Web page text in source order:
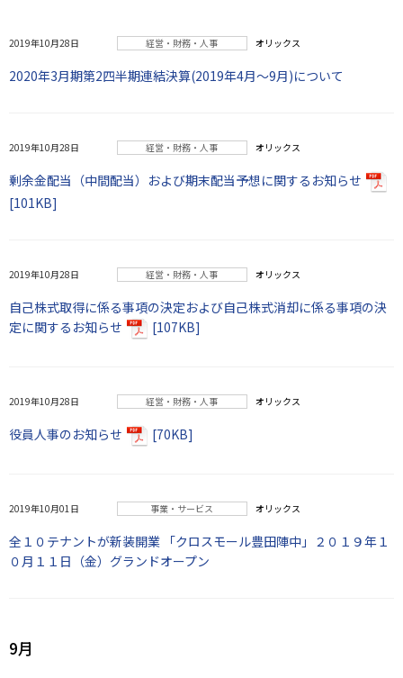
2019年10月28日 経営・財務・人事 オリックス
2020年3月期第2四半期連結決算(2019年4月～9月)について
2019年10月28日 経営・財務・人事 オリックス
剰余金配当（中間配当）および期末配当予想に関するお知らせ
[101KB]
2019年10月28日 経営・財務・人事 オリックス
自己株式取得に係る事項の決定および自己株式消却に係る事項の決
定に関するお知らせ
[107KB]
2019年10月28日 経営・財務・人事 オリックス
役員人事のお知らせ [70KB]
2019年10月01日 事業・サービス オリックス
全１０テナントが新装開業 「クロスモール豊田陣中」２０１９年１
０月１１日（金）グランドオープン
9月